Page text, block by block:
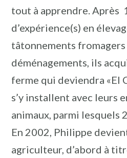
tout à apprendre. Après
d’expérience(s) en
tâtonnements
déménagements, ils
ferme qui deviendra «El
s’y installent avec leurs
animaux, parmi lesquels
En 2002, Philippe
agriculteur, d’abord à